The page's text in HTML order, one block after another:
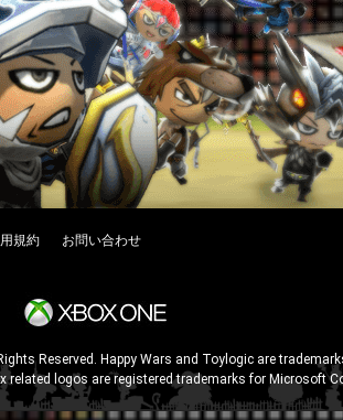
規約 お問い合わせ
Reserved. Happy Wars and Toylogic are
related logos are registered trademarks for Microsoft